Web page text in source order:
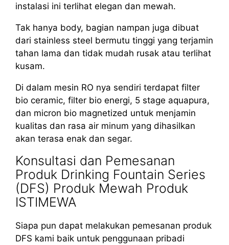
instalasi ini terlihat elegan dan mewah.
Tak hanya body, bagian nampan juga dibuat
dari stainless steel bermutu tinggi yang terjamin
tahan lama dan tidak mudah rusak atau terlihat
kusam.
Di dalam mesin RO nya sendiri terdapat filter
bio ceramic, filter bio energi, 5 stage aquapura,
dan micron bio magnetized untuk menjamin
kualitas dan rasa air minum yang dihasilkan
akan terasa enak dan segar.
Konsultasi dan Pemesanan
Produk Drinking Fountain Series
(DFS) Produk Mewah Produk
ISTIMEWA
Siapa pun dapat melakukan pemesanan produk
DFS kami baik untuk penggunaan pribadi